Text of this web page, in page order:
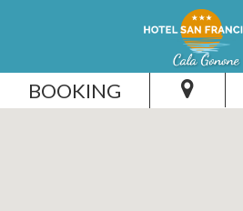
BOOKING